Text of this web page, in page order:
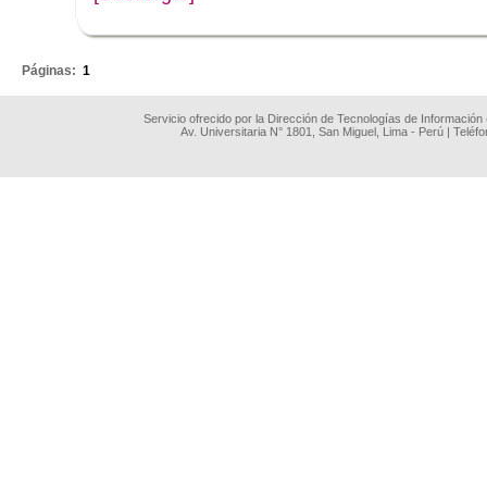
Páginas: 1
Servicio ofrecido por la Dirección de Tecnologías de
Av. Universitaria N° 1801, San Miguel, Lima - Perú |